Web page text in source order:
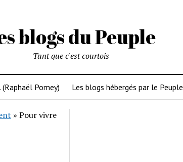
blogs du Peuple
Tant que c'est courtois
Pomey) Les blogs hébergés par le Peuple
» Pour vivre